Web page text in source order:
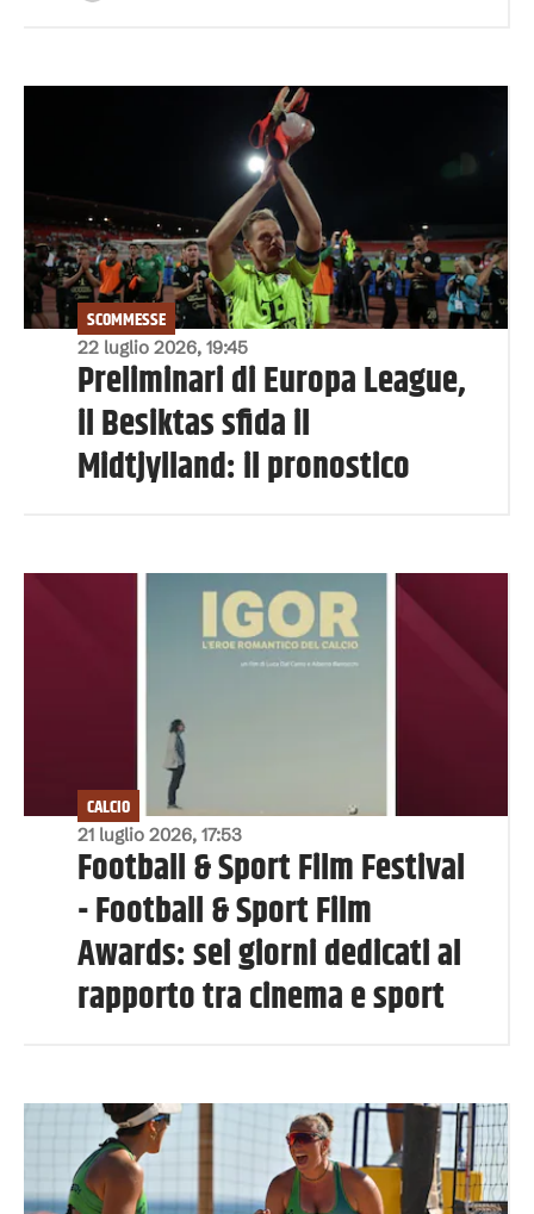
22 luglio 2026, 19:45
SCOMMESSE
Preliminari di Europa League,
il Besiktas sfida il
Midtjylland: il pronostico
21 luglio 2026, 17:53
CALCIO
Football & Sport Film Festival
- Football & Sport Film
Awards: sei giorni dedicati al
rapporto tra cinema e sport